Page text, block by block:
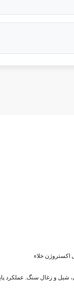
اکستروژن خلاء
شیل و زغال سنگ. عملکرد